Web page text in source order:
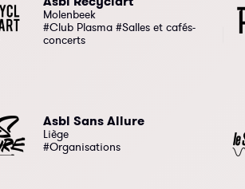
Molenbeek
#Club Plasma #Salles et cafés-
concerts
Asbl Sans Allure
Liège
#Organisations